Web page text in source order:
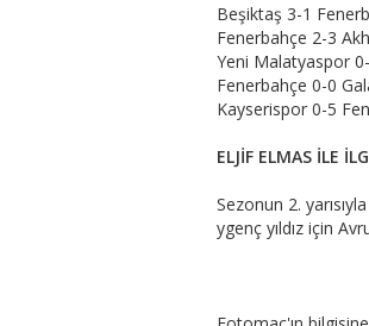
Beşiktaş 3-1
Fenerbahçe 2-3
Yeni Malatyaspor
Fenerbahçe 0-0
Kayserispor 0-5
ELJİF ELMAS İLE
Sezonun 2.
ygenç yıldız için